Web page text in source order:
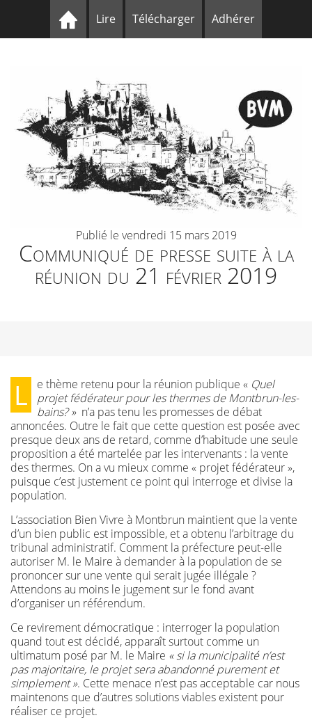
Lire Télécharger Adhérer
Publié le vendredi 15 mars 2019
Communiqué de presse suite à la
réunion du 21 février 2019
Le thème retenu pour la réunion publique « Quel
projet fédérateur pour les thermes de Montbrun-les-
bains? »n’a pas tenu les promesses de débat
annoncées. Outre le fait que cette question est posée avec
presque deux ans de retard, comme d’habitude une seule
proposition a été martelée par les intervenants : la vente
des thermes. On a vu mieux comme « projet fédérateur »,
puisque c’est justement ce point qui interroge et divise la
population.
L’association Bien Vivre à Montbrun maintient que la vente
d’un bien public est impossible, et a obtenu l’arbitrage du
tribunal administratif. Comment la préfecture peut-elle
autoriser M. le Maire à demander à la population de se
prononcer sur une vente qui serait jugée illégale ?
Attendons au moins le jugement sur le fond avant
d’organiser un référendum.
Ce revirement démocratique : interroger la population
quand tout est décidé, apparaît surtout comme un
ultimatum posé par M. le Maire « si la municipalité n’est
pas majoritaire, le projet sera abandonné purement et
simplement ». Cette menace n’est pas acceptable car nous
maintenons que d’autres solutions viables existent pour
réaliser ce projet.